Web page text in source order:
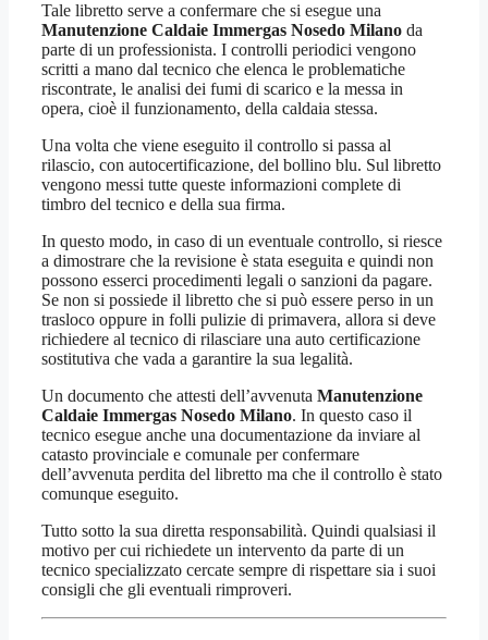
Tale libretto serve a confermare che si esegue una
Manutenzione Caldaie Immergas Nosedo Milano da
parte di un professionista. I controlli periodici vengono
scritti a mano dal tecnico che elenca le problematiche
riscontrate, le analisi dei fumi di scarico e la messa in
opera, cioè il funzionamento, della caldaia stessa.
Una volta che viene eseguito il controllo si passa al
rilascio, con autocertificazione, del bollino blu. Sul libretto
vengono messi tutte queste informazioni complete di
timbro del tecnico e della sua firma.
In questo modo, in caso di un eventuale controllo, si riesce
a dimostrare che la revisione è stata eseguita e quindi non
possono esserci procedimenti legali o sanzioni da pagare.
Se non si possiede il libretto che si può essere perso in un
trasloco oppure in folli pulizie di primavera, allora si deve
richiedere al tecnico di rilasciare una auto certificazione
sostitutiva che vada a garantire la sua legalità.
Un documento che attesti dell’avvenuta Manutenzione
Caldaie Immergas Nosedo Milano. In questo caso il
tecnico esegue anche una documentazione da inviare al
catasto provinciale e comunale per confermare
dell’avvenuta perdita del libretto ma che il controllo è stato
comunque eseguito.
Tutto sotto la sua diretta responsabilità. Quindi qualsiasi il
motivo per cui richiedete un intervento da parte di un
tecnico specializzato cercate sempre di rispettare sia i suoi
consigli che gli eventuali rimproveri.